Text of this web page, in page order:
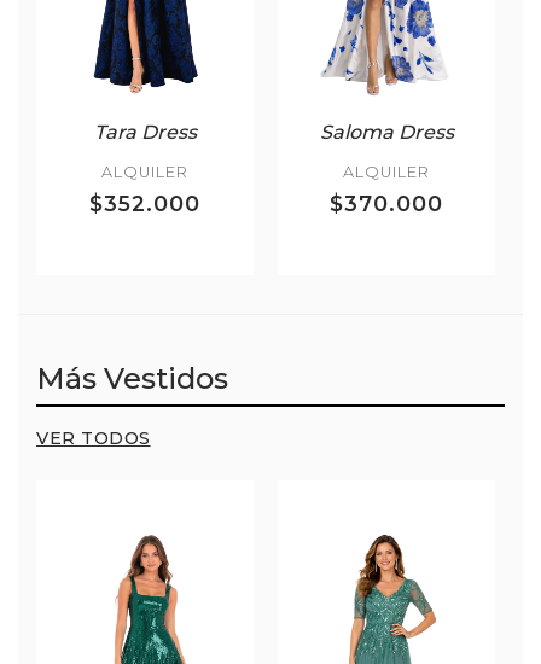
Tara Dress
ALQUILER
$352.000
Saloma Dress
ALQUILER
$370.000
Más Vestidos
VER TODOS